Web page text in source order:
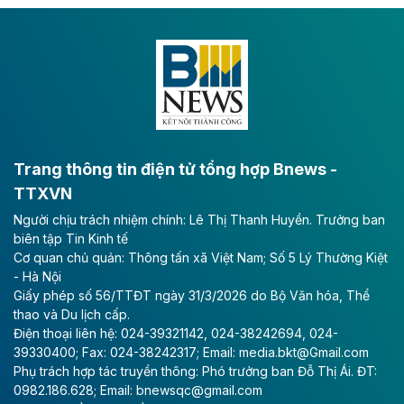
Đông A dài khoảng 25,1 km được kỳ vọng sẽ tạo động
lực phát triển kinh tế - xã hội khu vực phía Nam đồng
Long Thành
Tổng công ty Cảng hàng không Việt Nam - CTCP
(ACV) vừa lập kỷ lục mới về lợi nhuận trong quý
II/2026.
Theo baodautu.vn
Vinaconex lập đỉnh doanh thu
Tổng CTCP Xuất nhập khẩu và Xây dựng Việt Nam
(Vinaconex) đã khép lại nửa đầu năm với doanh thu
thuần gần 7.268 tỷ đồng, tăng 4% so với cùng kỳ và
cũng là mức cao nhất lịch sử hoạt động của doanh
Trang thông tin điện tử tổng hợp Bnews -
TTXVN
Người chịu trách nhiệm chính: Lê Thị Thanh Huyền. Trưởng ban
biên tập Tin Kinh tế
Cơ quan chủ quản: Thông tấn xã Việt Nam; Số 5 Lý Thường Kiệt
- Hà Nội
Giấy phép số 56/TTĐT ngày 31/3/2026 do Bộ Văn hóa, Thể
thao và Du lịch cấp.
Điện thoại liên hệ: 024-39321142, 024-38242694, 024-
39330400; Fax: 024-38242317; Email: media.bkt@Gmail.com
Phụ trách hợp tác truyền thông: Phó trưởng ban Đỗ Thị Ái. ĐT:
0982.186.628; Email: bnewsqc@gmail.com